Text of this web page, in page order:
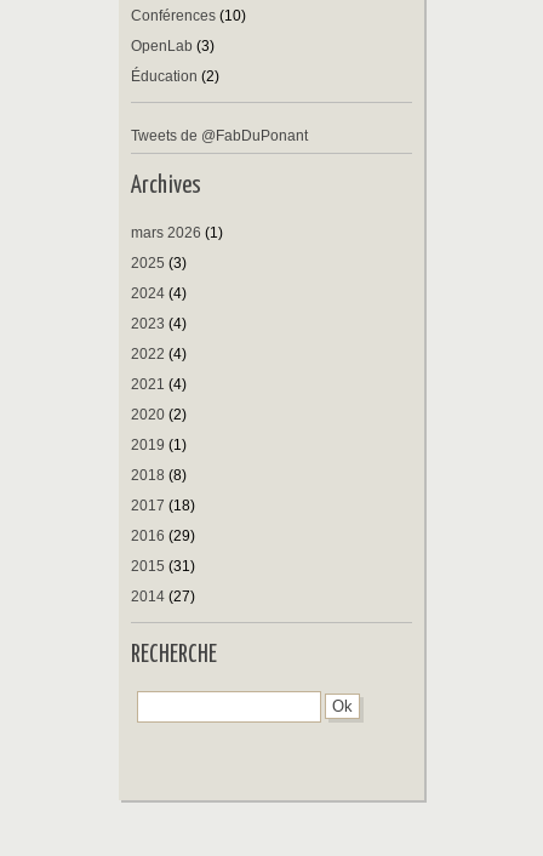
Conférences (10)
OpenLab (3)
Éducation (2)
Tweets de @FabDuPonant
Archives
mars 2026 (1)
2025 (3)
2024 (4)
2023 (4)
2022 (4)
2021 (4)
2020 (2)
2019 (1)
2018 (8)
2017 (18)
2016 (29)
2015 (31)
2014 (27)
RECHERCHE